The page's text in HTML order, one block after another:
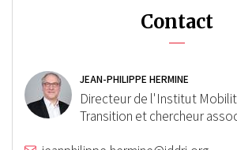
Contact
JEAN-PHILIPPE HERMINE
Directeur de l'Institut
Transition et chercheur